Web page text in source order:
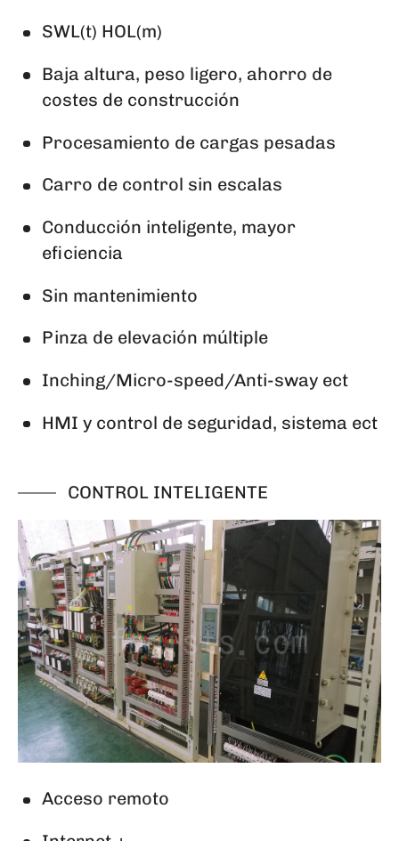
SWL(t) HOL(m)
Baja altura, peso ligero, ahorro de
costes de construcción
Procesamiento de cargas pesadas
Carro de control sin escalas
Conducción inteligente, mayor
eficiencia
Sin mantenimiento
Pinza de elevación múltiple
Inching/Micro-speed/Anti-sway ect
HMI y control de seguridad, sistema ect
CONTROL INTELIGENTE
Acceso remoto